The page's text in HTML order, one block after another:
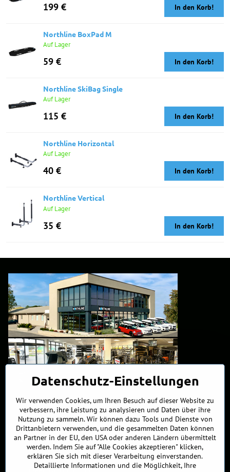
199 € In den Korb!
Northline BoxPad M
Auf Lager
59 € In den Korb!
Northline SkiBag Single
Auf Lager
115 € In den Korb!
Northline Horizontal
Auf Lager
40 € In den Korb!
Northline Vertical
Auf Lager
35 € In den Korb!
Kontakte
+421 902 255 255
Datenschutz-Einstellungen
Wir verwenden Cookies, um Ihren Besuch auf dieser Website zu
verbessern, ihre Leistung zu analysieren und Daten über ihre
Nutzung zu sammeln. Wir können dazu Tools und Dienste von
Drittanbietern verwenden, und die gesammelten Daten können
an Partner in der EU, den USA oder anderen Ländern übermittelt
werden. Indem Sie auf "Alle Cookies akzeptieren" klicken,
erklären Sie sich mit dieser Verarbeitung einverstanden.
Detaillierte Informationen und die Möglichkeit, Ihre